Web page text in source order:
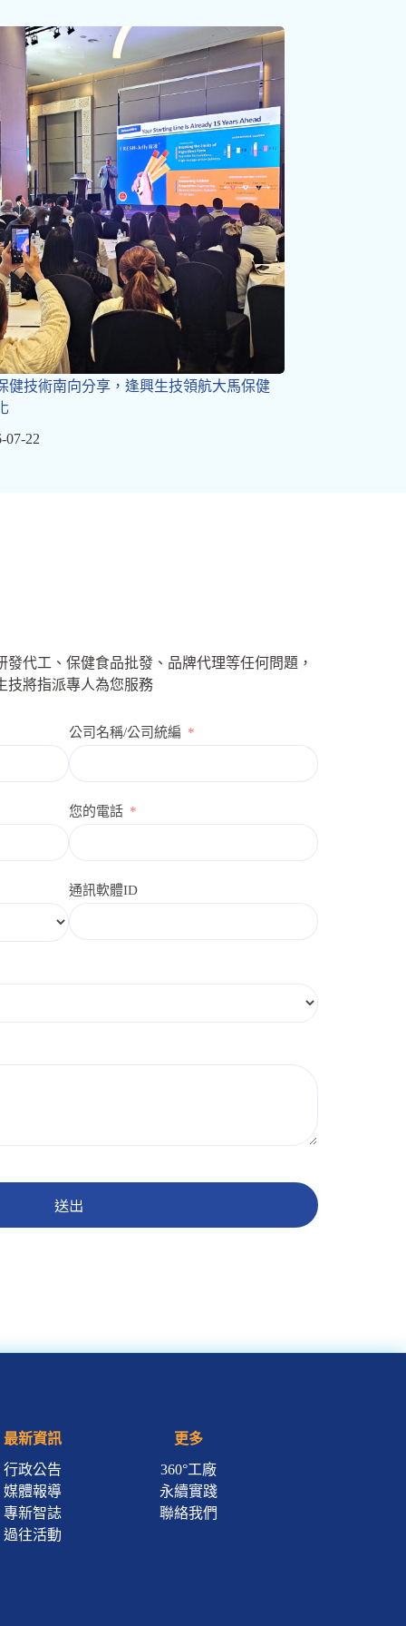
健技術南向分享，逢興生技領航大馬保健
07-22
代工、保健食品批發、品牌代理等任何問題，
技將指派專人為您服務
公司名稱/公司統編
您的電話
通訊軟體ID
送出
最新資訊
行政公告
媒體報導
專新智誌
過往活動
更多
360°工廠
永續實踐
聯絡我們